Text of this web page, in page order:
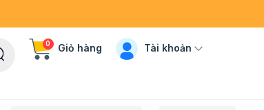
0 Giỏ hàng Tài khoản